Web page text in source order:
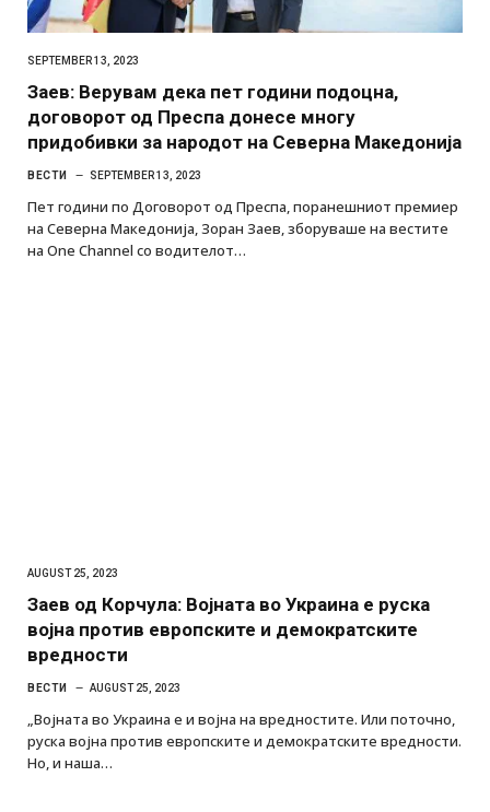
SEPTEMBER 13, 2023
Заев: Верувам дека пет години подоцна,
договорот од Преспа донесе многу
придобивки за народот на Северна Македонија
ВЕСТИ SEPTEMBER 13, 2023
Пет години по Договорот од Преспа, поранешниот премиер
на Северна Македонија, Зоран Заев, зборуваше на вестите
на One Channel со водителот…
AUGUST 25, 2023
Заев од Корчула: Војната во Украина е руска
војна против европските и демократските
вредности
ВЕСТИ AUGUST 25, 2023
„Војната во Украина е и војна на вредностите. Или поточно,
руска војна против европските и демократските вредности.
Но, и наша…